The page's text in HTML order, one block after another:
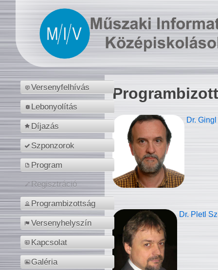
Versenyfelhívás
Lebonyolítás
Díjazás
Szponzorok
Program
Regisztráció
Programbizottság
Versenyhelyszín
Kapcsolat
Galéria
Dr.
Dr. Pletl